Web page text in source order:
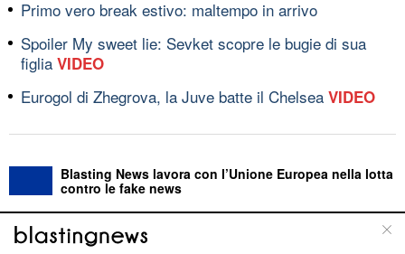
Primo vero break estivo: maltempo in arrivo
Spoiler My sweet lie: Sevket scopre le bugie di sua
figlia VIDEO
Eurogol di Zhegrova, la Juve batte il Chelsea VIDEO
Blasting News lavora con l’Unione Europea nella lotta
contro le fake news
ABOUT LINEA EDITORIALE